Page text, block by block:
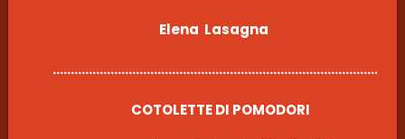
Elena Lasagna
COTOLETTE DI POMODORI